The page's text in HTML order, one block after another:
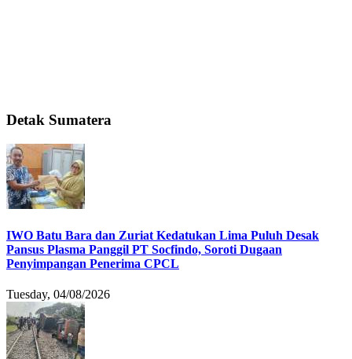
Detak Sumatera
IWO Batu Bara dan Zuriat Kedatukan Lima Puluh Desak
Pansus Plasma Panggil PT Socfindo, Soroti Dugaan
Penyimpangan Penerima CPCL
Tuesday, 04/08/2026